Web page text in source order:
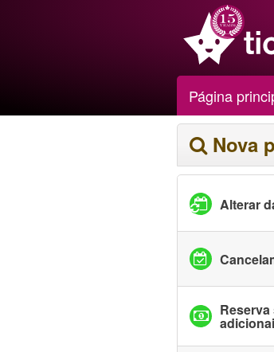
Página
Nova
Alterar